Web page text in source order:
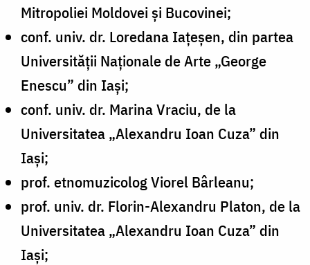
Mitropoliei Moldovei și Bucovinei;
conf. univ. dr. Loredana Iațeșen, din partea
Universității Naționale de Arte „George
Enescu” din Iași;
conf. univ. dr. Marina Vraciu, de la
Universitatea „Alexandru Ioan Cuza” din
Iași;
prof. etnomuzicolog Viorel Bârleanu;
prof. univ. dr. Florin-Alexandru Platon, de la
Universitatea „Alexandru Ioan Cuza” din
Iași;